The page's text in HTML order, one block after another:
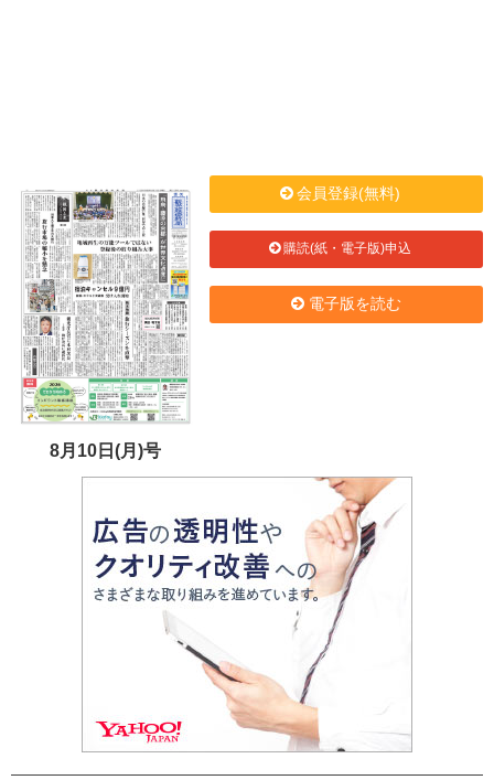
8月10日(月)号
会員登録(無料)
購読(紙・電子版)申込
電子版を読む